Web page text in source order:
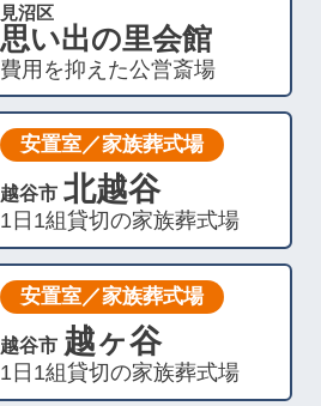
見沼区
思い出の里会館
費用を抑えた公営斎場
安置室／家族葬式場
越谷市 北越谷
1日1組貸切の家族葬式場
安置室／家族葬式場
越谷市 越ヶ谷
1日1組貸切の家族葬式場